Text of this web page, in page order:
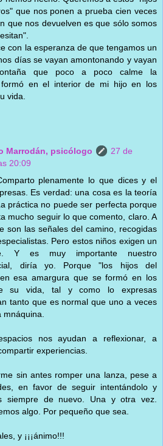
que nos ponen a prueba cien veces
que nos devuelven es que sólo somos
con la esperanza de que tengamos un
días se vayan amontonando y vayan
que poco a poco calme la
en el interior de mi hijo en los
vida.
Marrodán, psicólogo
27 de
20:09
plenamente lo que dices y el
Es verdad: una cosa es la teoría
práctica no puede ser perfecta porque
mucho seguir lo que comento, claro. A
son las señales del camino, recogidas
Pero estos niños exigen un
Y es muy importante nuestro
diría yo. Porque "los hijos del
esa amargura que se formó en los
su vida, tal y como lo expresas
tanto que es normal que uno a veces
nos ayudan a reflexionar, a
experiencias.
sin antes romper una lanza, pese a
en favor de seguir intentándolo y
siempre de nuevo. Una y otra vez.
algo. Por pequeño que sea.
y ¡¡¡ánimo!!!